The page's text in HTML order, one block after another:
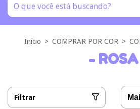
Início > COMPRAR POR COR >
- ROSA
Filtrar